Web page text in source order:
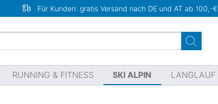
Für Kunden: gratis Versand nach DE und AT ab 100,-€
RUNNING & FITNESS SKI ALPIN LANGLAUF